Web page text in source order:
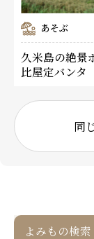
あそぶ
久米島の絶景
比屋定バンタ
同
よみもの検索